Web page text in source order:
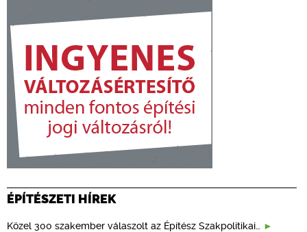
ÉPÍTÉSZETI HÍREK
Közel 300 szakember válaszolt az Építész Szakpolitikai…